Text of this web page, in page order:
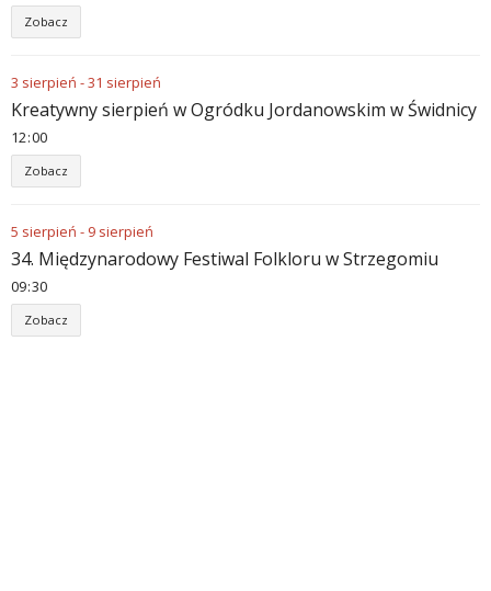
Zobacz
3 sierpień -31 sierpień
Kreatywny sierpień w Ogródku Jordanowskim w Świdnicy
12:00
Zobacz
5 sierpień - 9 sierpień
34. Międzynarodowy Festiwal Folkloru w Strzegomiu
09:30
Zobacz